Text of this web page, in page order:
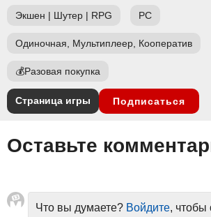
Экшен | Шутер | RPG PC
Одиночная, Мультиплеер, Кооператив
💰Разовая покупка
Страница игры Подписаться
Оставьте
Что вы думаете? Войдите, чтобы